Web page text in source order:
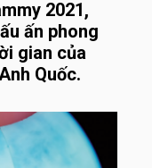
2021,
ấn phong
gian của
Quốc.